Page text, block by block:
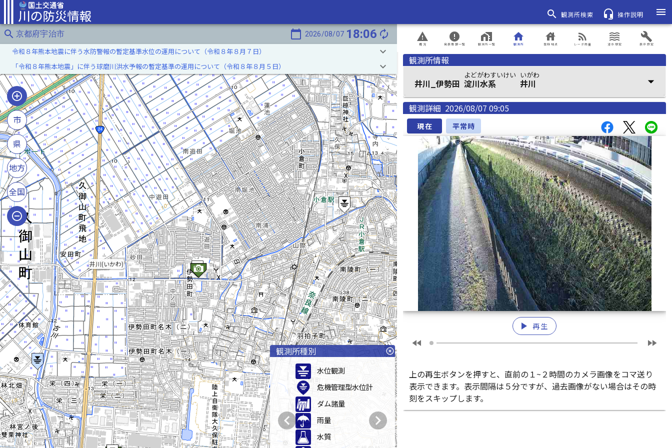
search 観測所検索 headset_mic 操作説明
menu
search 京都府宇治市 calendar_today 2026/08/07 18:06 autorenew
井川(いかわ)
令和８年熊本地震に伴う水防警報の暫定基準水位の運用について（令和８年８月７日） keyboard_arrow_down
「令和８年熊本地震」に伴う球磨川洪水予報の暫定基準の運用について（令和８年８月５日） keyboard_arrow_down
市
県
地方
全国
観測所種別 highlight_off
水位観測
危機管理型水位計
ダム諸量
雨量
水質
chevron_left chevron_right
概況
report_problem
発表情報一覧
error
観測所一覧
home_work
観測所
home
登録地点
house
レーダ雨量
rss_feed
浸水想定
waves
表示設定
build
観測所情報
井川_伊勢田
よどがわすいけい
淀川水系
いがわ
井川 arrow_drop_down
観測詳細 2026/08/07 09:05
現在 平常時
play_arrow 再生
fast_rewind fast_forward
上の再生ボタンを押すと、直前の１~２時間のカメラ画像をコマ送り
表示できます。表示間隔は５分ですが、過去画像がない場合はその時
刻をスキップします。